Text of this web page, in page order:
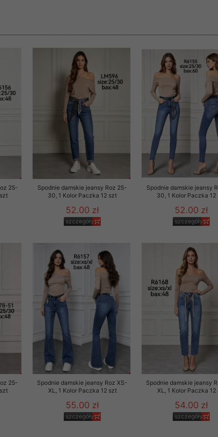
25-
Spodnie damskie jeansy Roz 25-
30, 1 Kolor Paczka 12 szt
52.00 zł
szczegóły
Spodnie damskie jeansy
30, 1 Kolor Paczka 12
52.00 zł
szczegóły
25-
Spodnie damskie jeansy Roz XS-
XL, 1 Kolor Paczka 12 szt
55.00 zł
szczegóły
Spodnie damskie jeansy
XL, 1 Kolor Paczka 12
54.00 zł
szczegóły
wycofanie zgody nie
oraz usunięcia
zautomatyzowanemu
Twoich
osobowych.
udzielonego przez
29 sierpnia 1997 r. o
jedynie uprawnieni
danych w celu
osobom trzecim,
na podstawie
na komputerze Klienta
naszej oferty do
internetowej
tych plików
na komputerze